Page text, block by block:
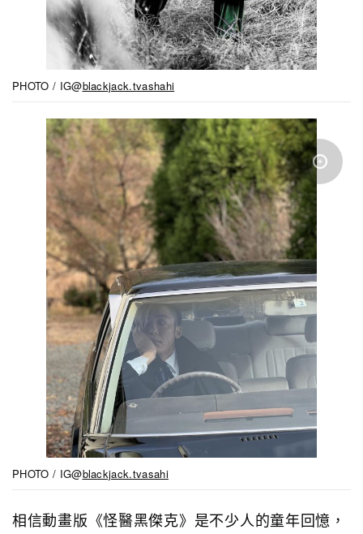
PHOTO / IG@blackjack.tvashahi
PHOTO / IG@blackjack.tvasahi
相信動畫版《怪醫黑傑克》是不少人的童年回憶，